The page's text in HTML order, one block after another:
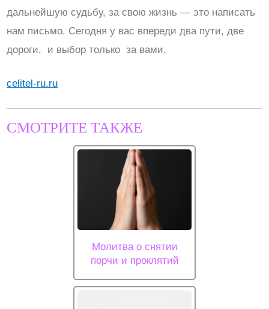
дальнейшую судьбу, за свою жизнь — это написать
нам письмо. Сегодня у вас впереди два пути, две
дороги, и выбор только за вами.
celitel-ru.ru
СМОТРИТЕ ТАКЖЕ
Молитва о снятии
порчи и проклятий